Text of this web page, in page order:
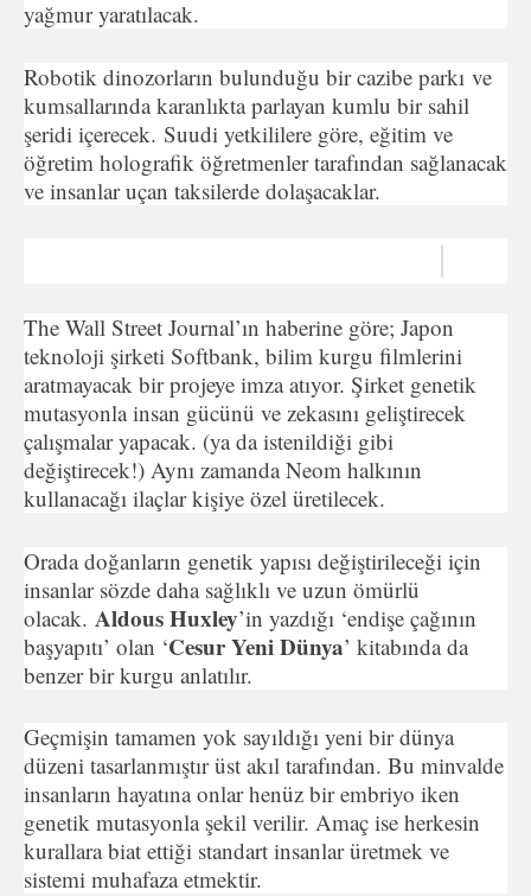
yağmur yaratılacak.
Robotik dinozorların bulunduğu bir cazibe parkı ve
kumsallarında karanlıkta parlayan kumlu bir sahil
şeridi içerecek. Suudi yetkililere göre, eğitim ve
öğretim holografik öğretmenler tarafından sağlanacak
ve insanlar uçan taksilerde dolaşacaklar.
The Wall Street Journal’ın haberine göre; Japon
teknoloji şirketi Softbank, bilim kurgu filmlerini
aratmayacak bir projeye imza atıyor. Şirket genetik
mutasyonla insan gücünü ve zekasını geliştirecek
çalışmalar yapacak. (ya da istenildiği gibi
değiştirecek!) Aynı zamanda Neom halkının
kullanacağı ilaçlar kişiye özel üretilecek.
Orada doğanların genetik yapısı değiştirileceği için
insanlar sözde daha sağlıklı ve uzun ömürlü
olacak. Aldous Huxley’in yazdığı ‘endişe çağının
başyapıtı’ olan ‘Cesur Yeni Dünya’ kitabında da
benzer bir kurgu anlatılır.
Geçmişin tamamen yok sayıldığı yeni bir dünya
düzeni tasarlanmıştır üst akıl tarafından. Bu minvalde
insanların hayatına onlar henüz bir embriyo iken
genetik mutasyonla şekil verilir. Amaç ise herkesin
kurallara biat ettiği standart insanlar üretmek ve
sistemi muhafaza etmektir.